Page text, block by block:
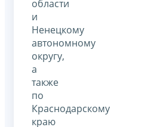
области
и
Ненецкому
автономному
округу,
а
также
по
Краснодарскому
краю